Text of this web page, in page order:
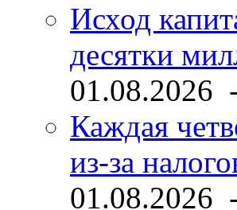
Исход
десятки
01.08.2026
Каждая
из-за
01.08.2026